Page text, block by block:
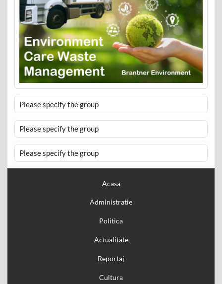
Please specify the group
Please specify the group
Please specify the group
Acasa
Administratie
Politica
Actualitate
Reportaj
Cultura